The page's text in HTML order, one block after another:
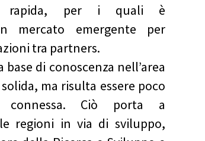
rapida, per i quali è
mercato emergente per
tra partners.
di conoscenza nell’area
ma risulta essere poco
Ciò porta a
regioni in via di sviluppo,